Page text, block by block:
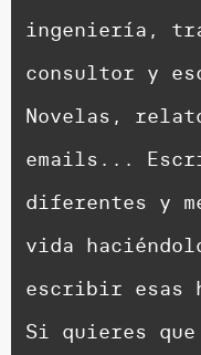
ingeniería,
consultor y
Novelas,
emails...
diferentes y
vida
escribir esas
Si quieres